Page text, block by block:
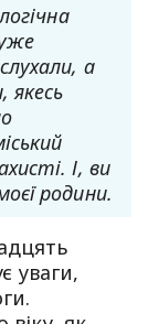
а
І, ви
родини.
уваги,